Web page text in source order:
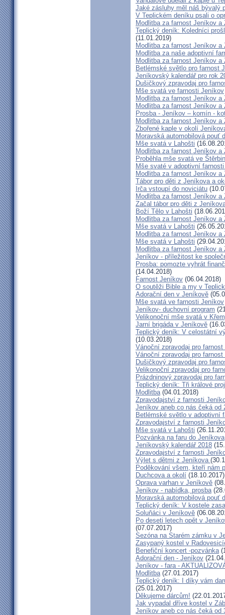
Jaké zásluhy měl náš bývalý
V Teplickém deníku psali o
Modlitba za farnost Jeníkov a
Teplický deník: Koledníci
(11.01.2019)
Modlitba za farnost Jeníkov a
Modlitba za naše adoptivní
Modlitba za farnost Jeníkov a
Betlémské světlo pro farnost
Jeníkovský kalendář pro rok
Dušičkový zpravodaj pro
Mše svatá ve farnosti Jeníkov
Modlitba za farnost Jeníkov a
Modlitba za farnost Jeníkov a
Prosba - Jeníkov – komín -
Modlitba za farnost Jeníkov a
Zbořené kaple v okolí
Moravská automobilová pouť
Mše svatá v Lahošti
Modlitba za farnost Jeníkov a
Proběhla mše svatá ve
Mše svaté v adoptivní
Modlitba za farnost Jeníkov a
Tábor pro děti z Jeníkova a
Irča vstoupí do noviciátu
Modlitba za farnost Jeníkov a
Začal tábor pro děti z
Boží Tělo v Lahošti
Modlitba za farnost Jeníkov a
Mše svatá v Lahošti
Modlitba za farnost Jeníkov a
Mše svatá v Lahošti
Modlitba za farnost Jeníkov a
Jeníkov - příležitost ke
Prosba: pomozte vyhrát
(14.04.2018)
Farnost Jeníkov (06.04.2018)
O soutěži Bible a my v
Adorační den v Jeníkově
Mše svatá ve farnosti Jeníkov
Jeníkov- duchovní program
Velikonoční mše svatá v
Jarní brigáda v Jeníkově
Teplický deník: V celostátní
(10.03.2018)
Vánoční zpravodaj pro
Vánoční zpravodaj pro
Dušičkový zpravodaj pro
Velikonoční zpravodaj pro
Prázdninový zpravodaj pro
Teplický deník: Tři králové
Modlitba(04.01.2018)
Zpravodajství z farnosti
Jeníkov aneb co nás čeká od
Betlémské světlo v adoptivní
Zpravodajství z farnosti
Mše svatá v Lahošti
Pozvánka na faru do Jeníkova
Jeníkovský kalendář 2018
Zpravodajství z farnosti
Výlet s dětmi z Jeníkova
Poděkování všem, kteří nám
Duchcova a okolí (18.10.2017)
Oprava varhan v Jeníkově
Jeníkov - nabídka, prosba
Moravská automobilová pouť
Teplický deník: V kostele
Soluňáci v Jeníkově
Po deseti letech opět v
(07.07.2017)
Sezóna na Starém zámku v
Zasypaný kostel v
Benefiční koncert -pozvánka
Adorační den - Jeníkov
Jeníkov - fara -
Modlitba(27.01.2017)
Teplický deník: I díky vám
(25.01.2017)
Děkujeme dárcům!
Jak vypadal dříve kostel v
Jeníkov aneb co nás čeká od